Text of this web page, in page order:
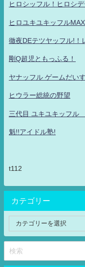
ヒロシッフル！ヒロシ
ヒロユキユキッフル
徹夜DEテツヤッフル!！
剛Q超児ともっふる！
ヤナッフル ゲームだい
ヒウラー総統の野望
三代目 ユキユキッフル
魁!!アイドル塾!
t112
カテゴリー